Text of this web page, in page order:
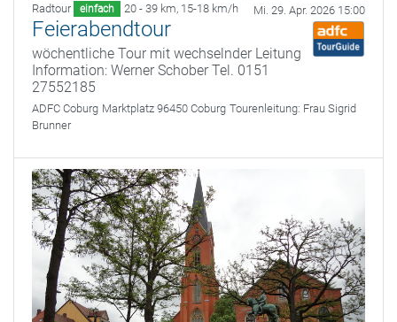
Radtour einfach 20 - 39 km, 15-18 km/h Mi. 29. Apr. 2026 15:00
Feierabendtour
wöchentliche Tour mit wechselnder Leitung
Information: Werner Schober Tel. 0151
27552185
ADFC Coburg Marktplatz 96450 Coburg Tourenleitung: Frau Sigrid
Brunner